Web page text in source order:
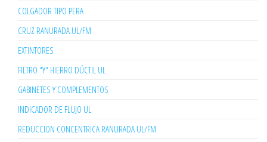
COLGADOR TIPO PERA
CRUZ RANURADA UL/FM
EXTINTORES
FILTRO "Y" HIERRO DÚCTIL UL
GABINETES Y COMPLEMENTOS
INDICADOR DE FLUJO UL
REDUCCION CONCENTRICA RANURADA UL/FM